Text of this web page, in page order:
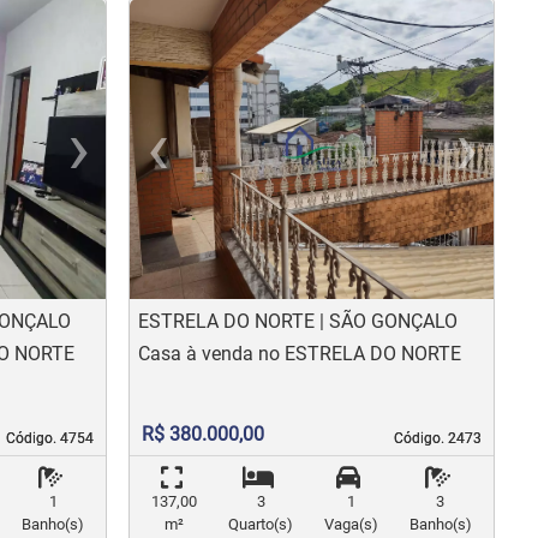
›
Next
Código. 4754
Código. 4754
NORTE
1
Banho(s)
‹
Previous
›
ESTRELA DO NORTE | SÃO GONÇALO
Código. 2473
Código. 2473
Casa à venda no ESTRELA DO NORTE
R$ 380.000,00
137,00
m²
3
Quarto(s)
1
Vaga(s)
3
Banho(s)